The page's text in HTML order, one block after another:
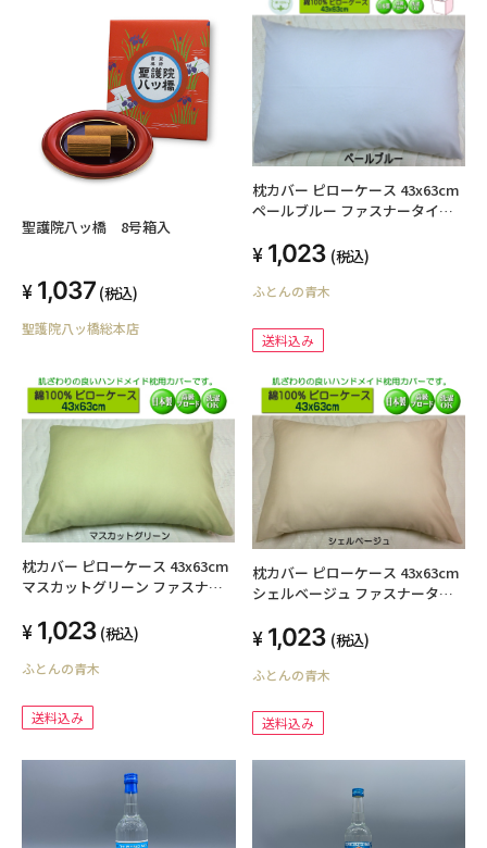
聖護院八ッ橋 8号箱入
1,037 (税込)
聖護院八ッ橋総本店
枕カバー ピローケース 43x63cm
ペールブルー ファスナータイプ
高級ブロード SWING COLOR 標
準サイズ 国産生地 洗える ウォッ
シャブル まくらかばー マクラカ
1,023 (税込)
ふとんの青木
送料込み
枕カバー ピローケース 43x63cm
マスカットグリーン ファスナー
ーズン 高級ブロード SWING
COLOR 標準サイズ 国産生地 洗え
る ウォッシャブル まくらかばー
メイド
1,023 (税込)
ふとんの青木
送料込み
枕カバー ピローケース 43x63cm
シェルベージュ ファスナータイ
ン 高級ブロード SWING COLOR
標準サイズ 国産生地 洗える ウォ
ッシャブル まくらかばー マクラ
1,023 (税込)
ふとんの青木
送料込み